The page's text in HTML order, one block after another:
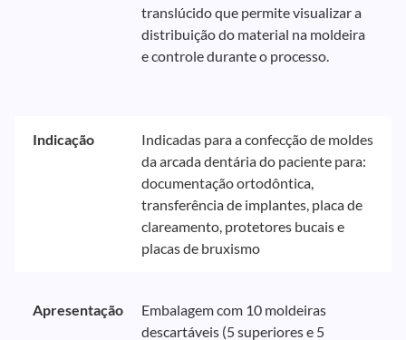
translúcido que permite visualizar a
distribuição do material na moldeira
e controle durante o processo.
Indicação
Indicadas para a confecção de moldes
da arcada dentária do paciente para:
documentação ortodôntica,
transferência de implantes, placa de
clareamento, protetores bucais e
placas de bruxismo
Apresentação
Embalagem com 10 moldeiras
descartáveis (5 superiores e 5